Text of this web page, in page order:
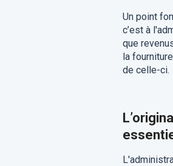
Un point
c’est à
que
la
de celle-ci.